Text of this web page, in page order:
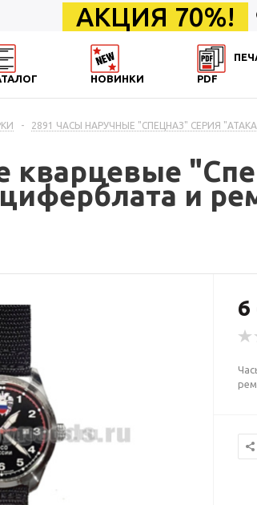
АКЦИЯ 70%!
НОВИНКИ
PDF
- 2891 ЧАСЫ НАРУЧНЫЕ "СПЕЦНАЗ" СЕРИЯ
кварцевые
и
6